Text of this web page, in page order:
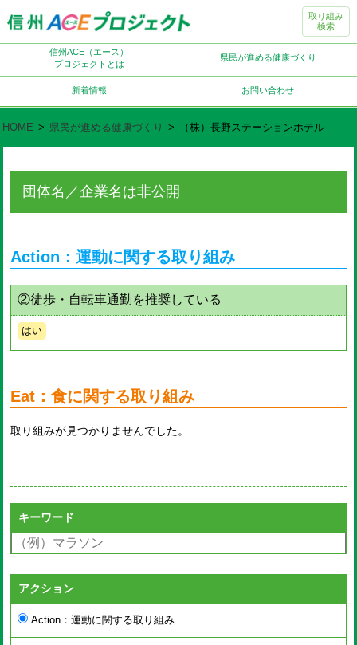
取り組み
検索
信州ACE（エース）
プロジェクトとは
県民が進める健康づくり
新着情報 お問い合わせ
HOME > 県民が進める健康づくり > （株）長野ステーションホテル
団体名／企業名は非公開
Action：運動に関する取り組み
②徒歩・自転車通勤を推奨している
はい
Eat：食に関する取り組み
取り組みが見つかりませんでした。
キーワード
アクション
Action：運動に関する取り組み